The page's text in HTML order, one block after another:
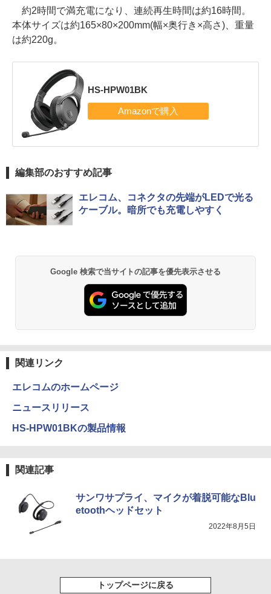
約2時間で満充電になり、連続再生時間は約16時間。
本体サイズは約165×80×200mm(幅×奥行き×高さ)、重量
は約220g。
HS-HPW01BK
編集部のおすすめ記事
エレコム、コネクタの先端がLEDで光る
ケーブル。暗所でも充電しやすく
Google 検索で当サイトの記事を優先表示させる
関連リンク
エレコムのホームページ
ニュースリリース
HS-HPW01BKの製品情報
関連記事
サンワサプライ、マイクが着脱可能なBlu
etoothヘッドセット
2022年8月5日
トップページに戻る